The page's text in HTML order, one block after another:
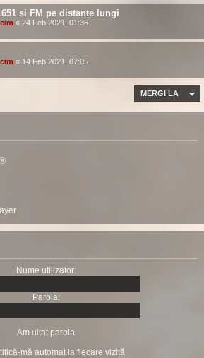
si FM pe distanțe lungi
« 24 Feb 2021, 01:36
« 14 Feb 2021, 07:05
MERGI LA
Nume utilizator:
Parolă:
Am uitat parola
mă automat la fiecare vizită